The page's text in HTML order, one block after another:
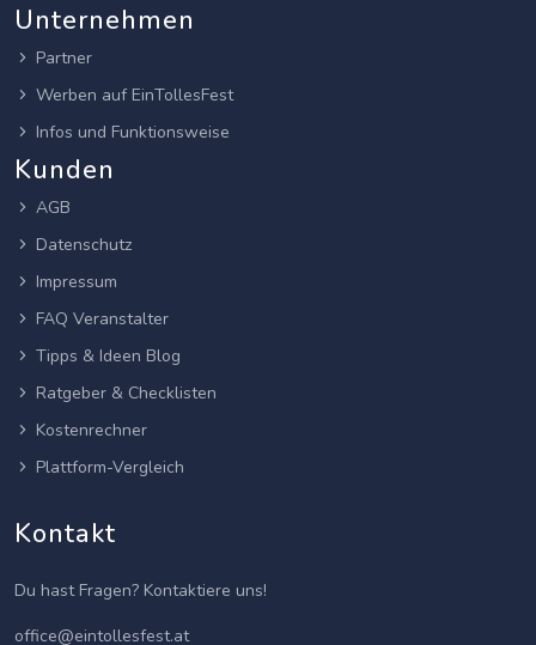
Unternehmen
Partner
Werben auf EinTollesFest
Infos und Funktionsweise
Kunden
AGB
Datenschutz
Impressum
FAQ Veranstalter
Tipps & Ideen Blog
Ratgeber & Checklisten
Kostenrechner
Plattform-Vergleich
Kontakt
Du hast Fragen? Kontaktiere uns!
office@eintollesfest.at